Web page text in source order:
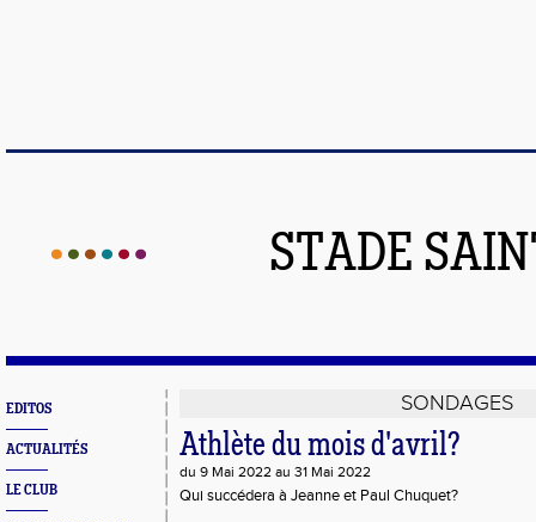
STADE
EDITOS
ACTUALITÉS
LE CLUB
SONDAGES
Athlète du mois d'avril?
du 9 Mai 2022 au 31 Mai 2022
Qui succédera à Jeanne et Paul Chuquet?